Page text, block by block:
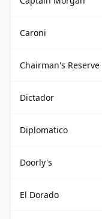
Caroni
Chairman's Reserve
Dictador
Diplomatico
Doorly's
El Dorado